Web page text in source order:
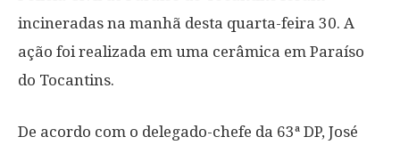
incineradas na manhã desta quarta-feira 30. A
ação foi realizada em uma cerâmica em Paraíso
do Tocantins.
De acordo com o delegado-chefe da 63ª DP, José